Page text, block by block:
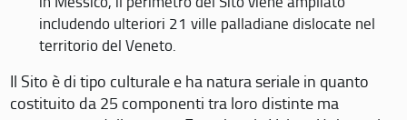
includendo ulteriori 21 ville palladiane dislocate nel
territorio del Veneto.
Il Sito è di tipo culturale e ha natura seriale in quanto
costituito da 25 componenti tra loro distinte ma